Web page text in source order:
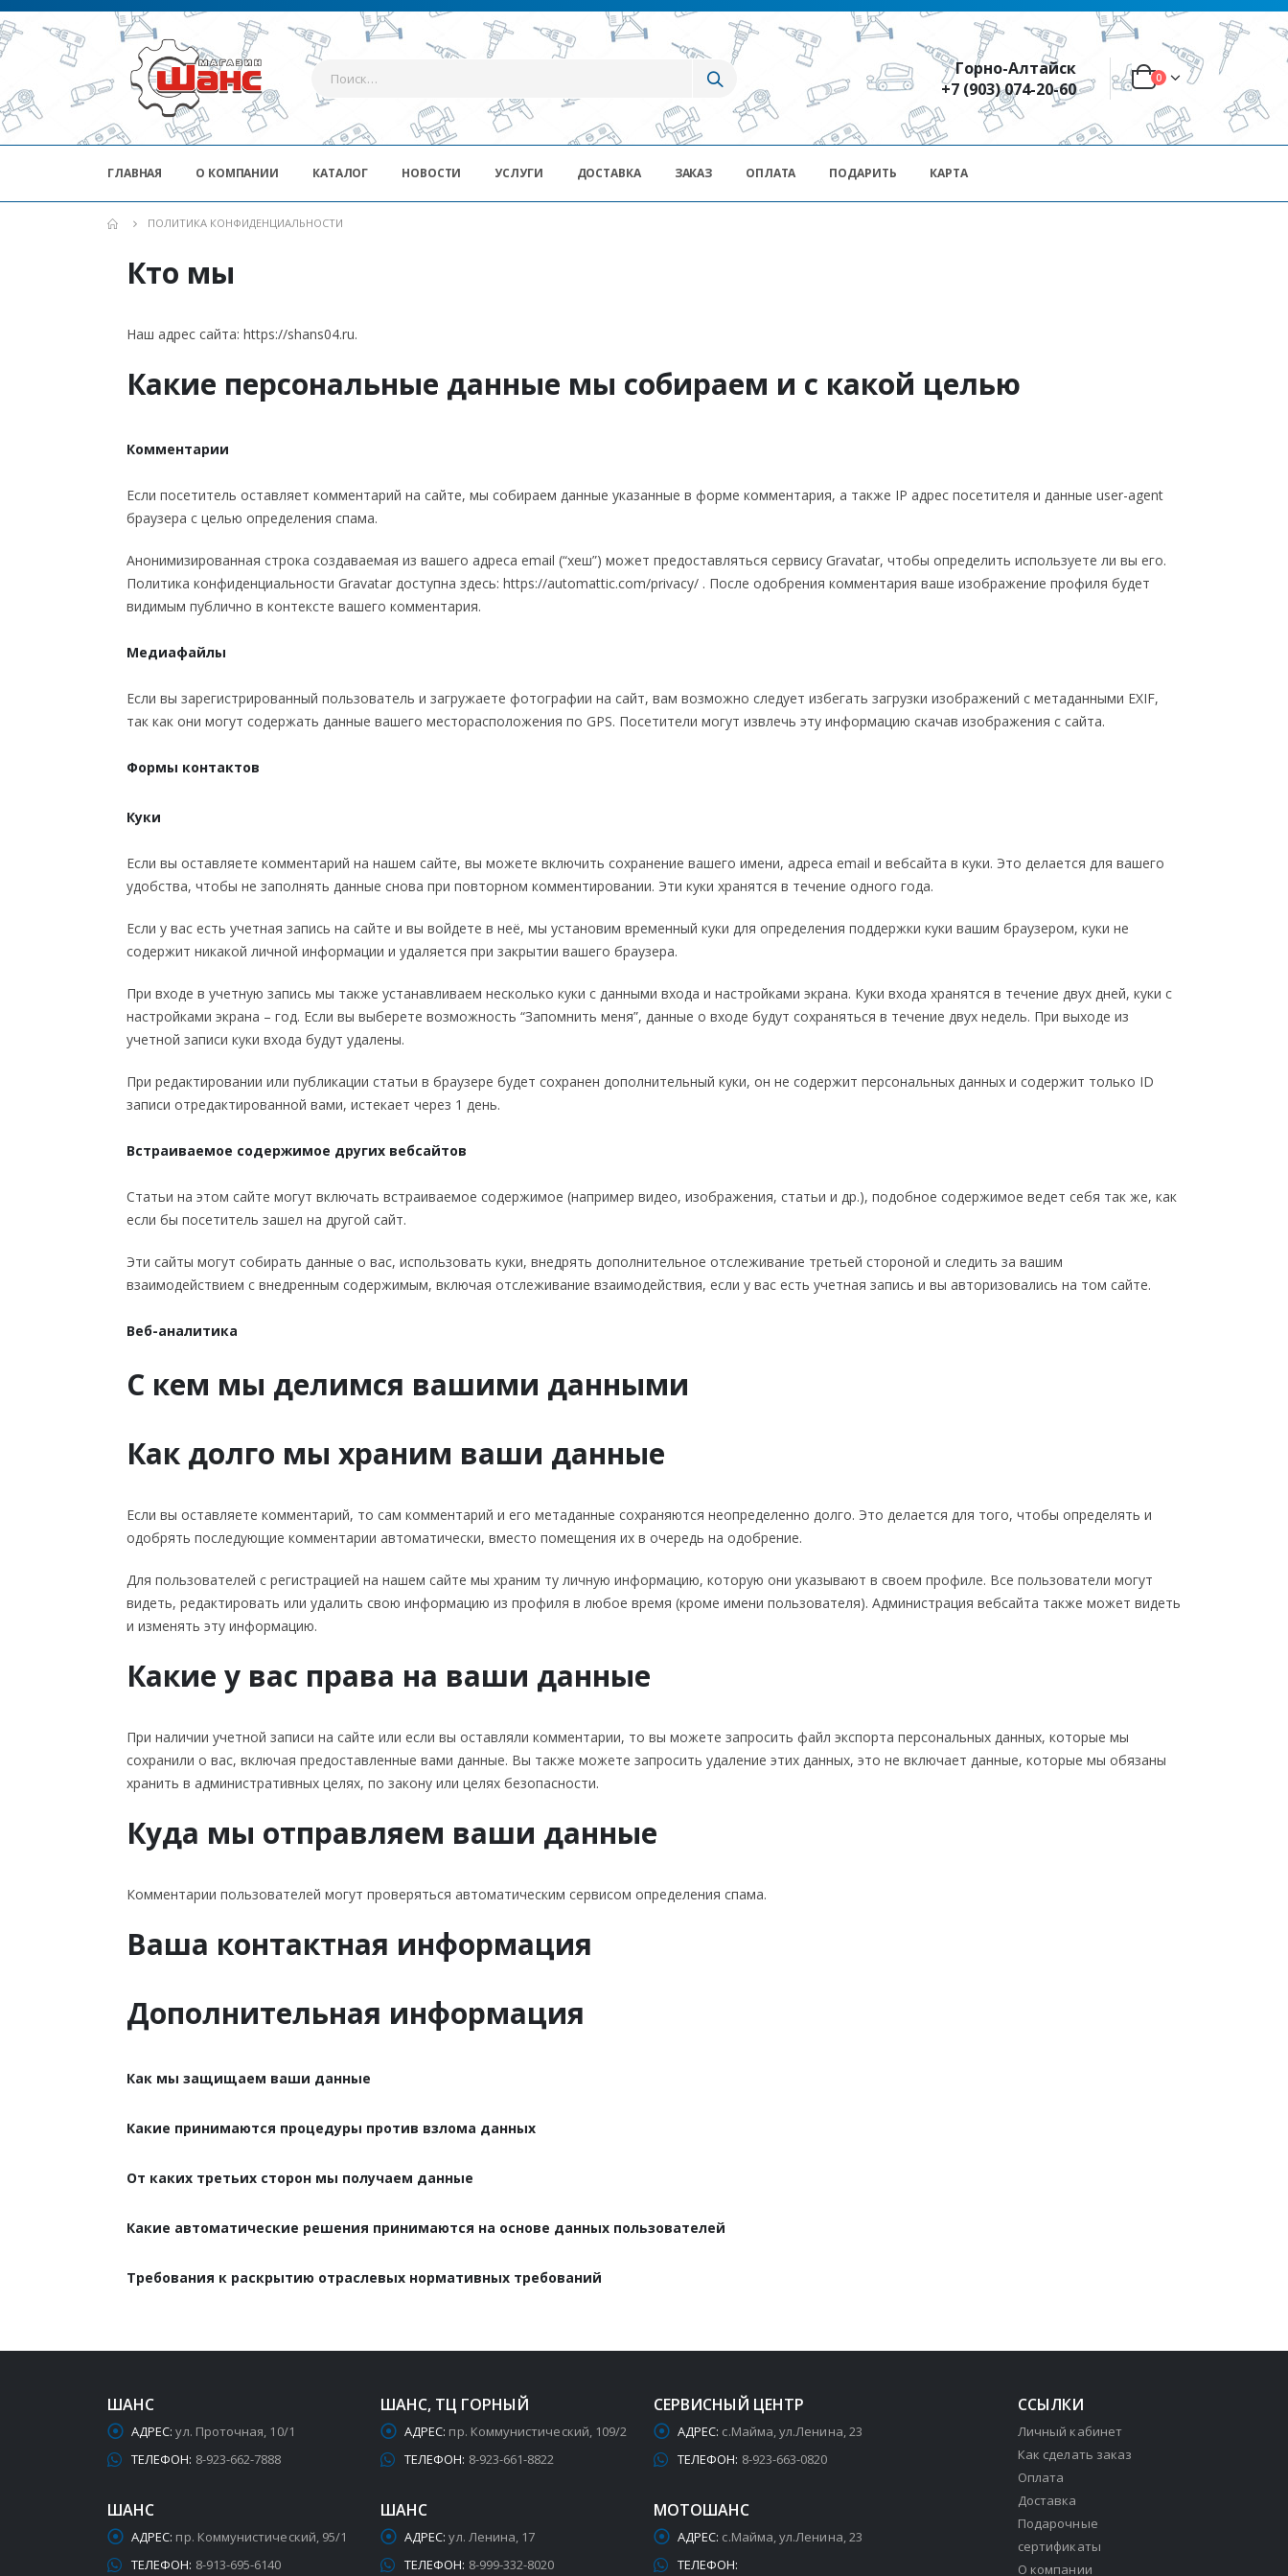
Горно-Алтайск
+7 (903) 074-20-60
0
ГЛАВНАЯ О КОМПАНИИ КАТАЛОГ НОВОСТИ УСЛУГИ ДОСТАВКА ЗАКАЗ ОПЛАТА ПОДАРИТЬ КАРТА
ПОЛИТИКА КОНФИДЕНЦИАЛЬНОСТИ
Кто мы
Наш адрес сайта: https://shans04.ru.
Какие персональные данные мы собираем и с какой целью
Комментарии
Если посетитель оставляет комментарий на сайте, мы собираем данные указанные в форме комментария, а также IP адрес посетителя и данные user-agent
браузера с целью определения спама.
Анонимизированная строка создаваемая из вашего адреса email (“хеш”) может предоставляться сервису Gravatar, чтобы определить используете ли вы его.
Политика конфиденциальности Gravatar доступна здесь: https://automattic.com/privacy/ . После одобрения комментария ваше изображение профиля будет
видимым публично в контексте вашего комментария.
Медиафайлы
Если вы зарегистрированный пользователь и загружаете фотографии на сайт, вам возможно следует избегать загрузки изображений с метаданными EXIF,
так как они могут содержать данные вашего месторасположения по GPS. Посетители могут извлечь эту информацию скачав изображения с сайта.
Формы контактов
Куки
Если вы оставляете комментарий на нашем сайте, вы можете включить сохранение вашего имени, адреса email и вебсайта в куки. Это делается для вашего
удобства, чтобы не заполнять данные снова при повторном комментировании. Эти куки хранятся в течение одного года.
Если у вас есть учетная запись на сайте и вы войдете в неё, мы установим временный куки для определения поддержки куки вашим браузером, куки не
содержит никакой личной информации и удаляется при закрытии вашего браузера.
При входе в учетную запись мы также устанавливаем несколько куки с данными входа и настройками экрана. Куки входа хранятся в течение двух дней, куки с
настройками экрана – год. Если вы выберете возможность “Запомнить меня”, данные о входе будут сохраняться в течение двух недель. При выходе из
учетной записи куки входа будут удалены.
При редактировании или публикации статьи в браузере будет сохранен дополнительный куки, он не содержит персональных данных и содержит только ID
записи отредактированной вами, истекает через 1 день.
Встраиваемое содержимое других вебсайтов
Статьи на этом сайте могут включать встраиваемое содержимое (например видео, изображения, статьи и др.), подобное содержимое ведет себя так же, как
если бы посетитель зашел на другой сайт.
Эти сайты могут собирать данные о вас, использовать куки, внедрять дополнительное отслеживание третьей стороной и следить за вашим
взаимодействием с внедренным содержимым, включая отслеживание взаимодействия, если у вас есть учетная запись и вы авторизовались на том сайте.
Веб-аналитика
С кем мы делимся вашими данными
Как долго мы храним ваши данные
Если вы оставляете комментарий, то сам комментарий и его метаданные сохраняются неопределенно долго. Это делается для того, чтобы определять и
одобрять последующие комментарии автоматически, вместо помещения их в очередь на одобрение.
Для пользователей с регистрацией на нашем сайте мы храним ту личную информацию, которую они указывают в своем профиле. Все пользователи могут
видеть, редактировать или удалить свою информацию из профиля в любое время (кроме имени пользователя). Администрация вебсайта также может видеть
и изменять эту информацию.
Какие у вас права на ваши данные
При наличии учетной записи на сайте или если вы оставляли комментарии, то вы можете запросить файл экспорта персональных данных, которые мы
сохранили о вас, включая предоставленные вами данные. Вы также можете запросить удаление этих данных, это не включает данные, которые мы обязаны
хранить в административных целях, по закону или целях безопасности.
Куда мы отправляем ваши данные
Комментарии пользователей могут проверяться автоматическим сервисом определения спама.
Ваша контактная информация
Дополнительная информация
Как мы защищаем ваши данные
Какие принимаются процедуры против взлома данных
От каких третьих сторон мы получаем данные
Какие автоматические решения принимаются на основе данных пользователей
Требования к раскрытию отраслевых нормативных требований
ШАНС
АДРЕС: ул. Проточная, 10/1
ТЕЛЕФОН: 8-923-662-7888
ШАНС
АДРЕС: пр. Коммунистический, 95/1
ТЕЛЕФОН: 8-913-695-6140
ШАНС, ТЦ ГОРНЫЙ
АДРЕС: пр. Коммунистический, 109/2
ТЕЛЕФОН: 8-923-661-8822
ШАНС
АДРЕС: ул. Ленина, 17
ТЕЛЕФОН: 8-999-332-8020
СЕРВИСНЫЙ ЦЕНТР
АДРЕС: с.Майма, ул.Ленина, 23
ТЕЛЕФОН: 8-923-663-0820
МОТОШАНС
АДРЕС: с.Майма, ул.Ленина, 23
ТЕЛЕФОН:
ССЫЛКИ
Личный кабинет
Как сделать заказ
Оплата
Доставка
Подарочные
сертификаты
О компании